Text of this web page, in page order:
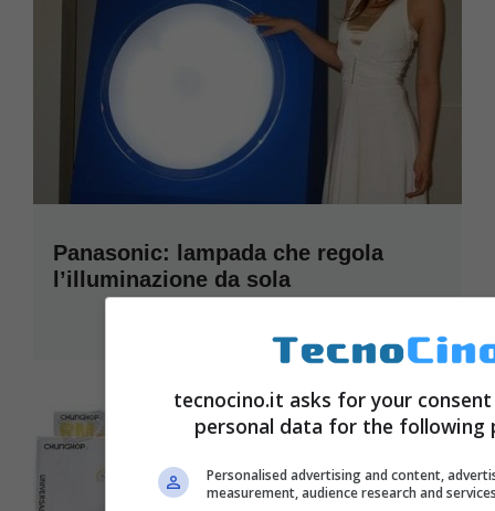
Panasonic: lampada che regola
l’illuminazione da sola
tecnocino.it asks for your
personal data for the following
Personalised advertising and content,
measurement, audience research and